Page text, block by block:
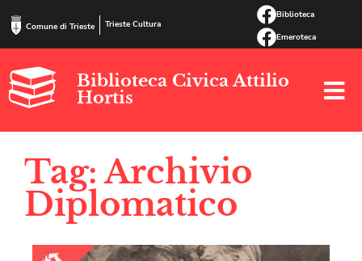
Comune di Trieste Trieste Cultura
Biblioteca
Emeroteca
Biblioteca Civica Attilio
Hortis
Tag: Archivio
Diplomatico